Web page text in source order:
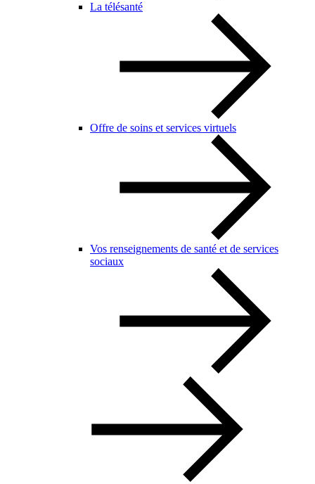
La télésanté
Offre de soins et services virtuels
Vos renseignements de santé et de services
sociaux